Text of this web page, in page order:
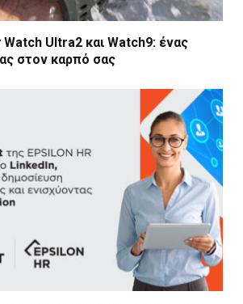
Ultra2 και Watch9: ένας
στον καρπό σας